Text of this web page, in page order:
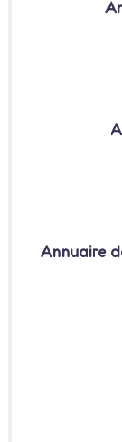
Annuaire